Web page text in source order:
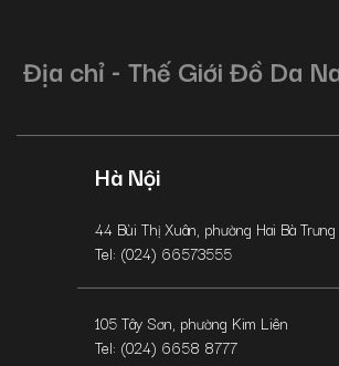
Địa chỉ - Thế Giới Đồ Da
Hà Nội
44 Bùi Thị Xuân, phường Hai Bà Trưng
Tel: (024) 66573555
105 Tây Sơn, phường Kim Liên
Tel: (024) 6658 8777